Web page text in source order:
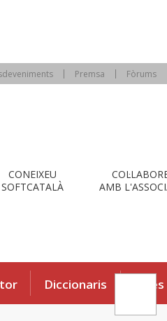
Premsa Fòrums
CONEIXEU
SOFTCATALÀ
AMB
Diccionaris Eines